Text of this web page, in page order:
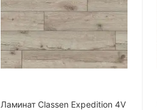
Ламинат Classen Expedition 4V